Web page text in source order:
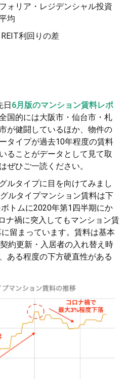
ォリア・レジデンシャル投資
回り平均
利回りの差
日 6月版のマンション賃料レポ
国的には大阪市・仙台市・札
が健闘しているほか、物件の
タイプが過去10年程度の賃料
ることがデータとして見て取
ぜひご一読ください。
ルタイプに目を向けてみまし
ルタイプマンション賃料は下
トムに2020年第1四半期にか
ナ禍に突入してもマンション賃
留まっています。賃料は基本
約更新・入居者の入れ替え時
ある程度の下方硬直性がある